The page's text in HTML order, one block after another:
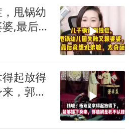
甩锅幼
,最后竟
起放得
，郭德